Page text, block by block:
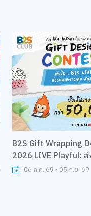
B2S Gift Wrapping Design contest
2026 LIVE Playful:
จอยทุกเจน
06 ก.ค. 69 - 05 ก.ย. 69